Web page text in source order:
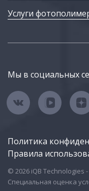
Услуги
Мы в социальных
Политика
Правила
© 2026 iQB
Специальная оценка